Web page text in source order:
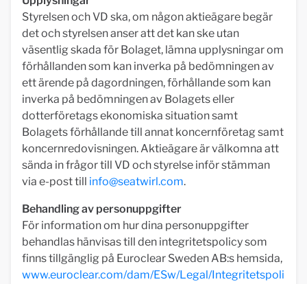
Styrelsen och VD ska, om någon aktieägare begär
det och styrelsen anser att det kan ske utan
väsentlig skada för Bolaget, lämna upplysningar om
förhållanden som kan inverka på bedömningen av
ett ärende på dagordningen, förhållande som kan
inverka på bedömningen av Bolagets eller
dotterföretags ekonomiska situation samt
Bolagets förhållande till annat koncernföretag samt
koncernredovisningen. Aktieägare är välkomna att
sända in frågor till VD och styrelse inför stämman
via e-post till info@seatwirl.com.
Behandling av personuppgifter
För information om hur dina personuppgifter
behandlas hänvisas till den integritetspolicy som
finns tillgänglig på Euroclear Sweden AB:s hemsida,
www.euroclear.com/dam/ESw/Legal/Integritetspoli